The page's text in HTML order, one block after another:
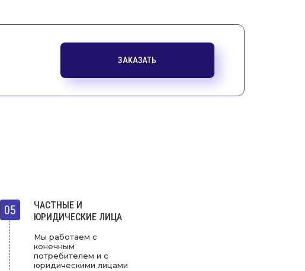
ЗАКАЗАТЬ
05
ЧАСТНЫЕ И
ЮРИДИЧЕСКИЕ ЛИЦА
Мы работаем с
конечным
потребителем и с
юридическими лицами